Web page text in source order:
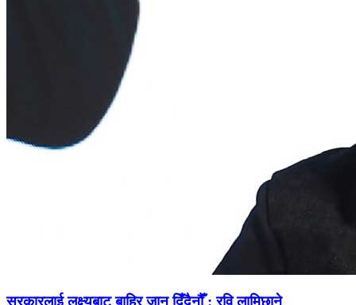
सरकारलाई लक्ष्यबाट बाहिर जान दिँदैनौँ : रवि लामिछाने